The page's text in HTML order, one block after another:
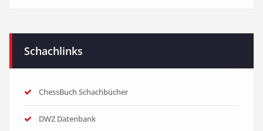
Schachlinks
ChessBuch Schachbücher
DWZ Datenbank